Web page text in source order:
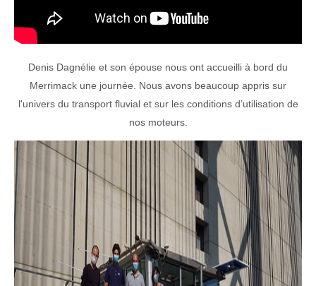
Denis Dagnélie et son épouse nous ont accueilli à bord du
Merrimack une journée. Nous avons beaucoup appris sur
l'univers du transport fluvial et sur les conditions d’utilisation de
nos moteurs.